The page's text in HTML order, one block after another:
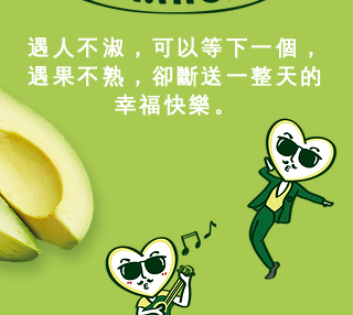
遇人不淑，可以等下一個，
遇果不熟，卻斷送一整天的
幸福快樂。